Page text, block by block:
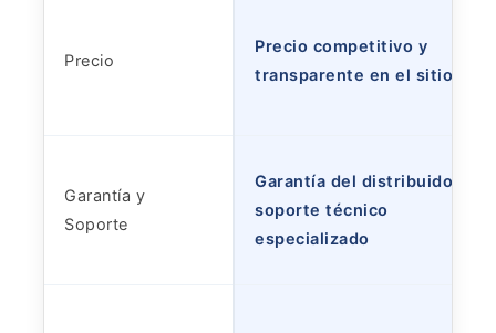
Precio
Precio competitivo y
transparente en el sitio
Garantía y
Soporte
Garantía del distribuidor y
soporte técnico
especializado